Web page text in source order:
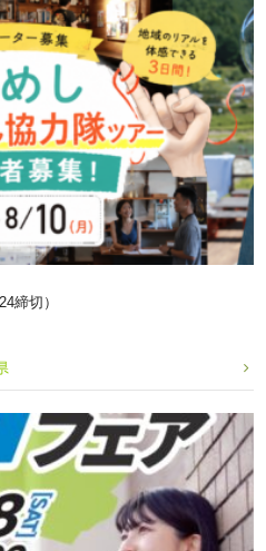
締切）